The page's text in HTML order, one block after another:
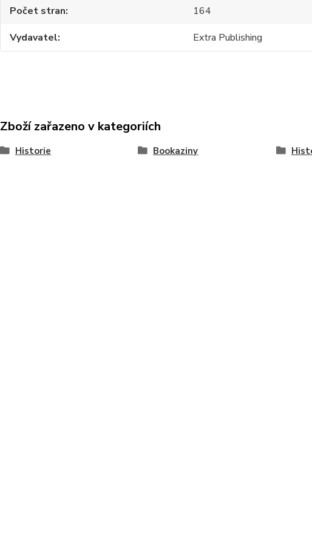
Počet stran
164
Vydavatel
Extra Publishing
Zboží zařazeno v kategoriích
Historie Bookaziny